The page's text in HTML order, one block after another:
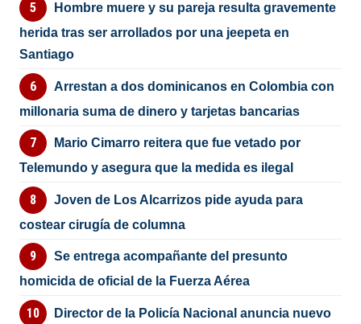
Hombre muere y su pareja resulta gravemente
herida tras ser arrollados por una jeepeta en
Santiago
Arrestan a dos dominicanos en Colombia con
millonaria suma de dinero y tarjetas bancarias
Mario Cimarro reitera que fue vetado por
Telemundo y asegura que la medida es ilegal
Joven de Los Alcarrizos pide ayuda para
costear cirugía de columna
Se entrega acompañante del presunto
homicida de oficial de la Fuerza Aérea
Director de la Policía Nacional anuncia nuevo